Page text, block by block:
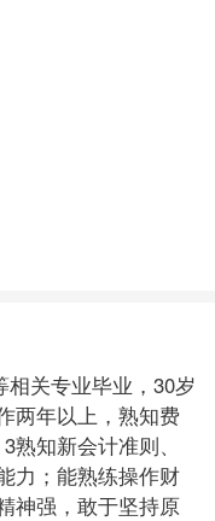
关专业毕业，30岁
两年以上，熟知费
知新会计准则、
力；能熟练操作财
神强，敢于坚持原